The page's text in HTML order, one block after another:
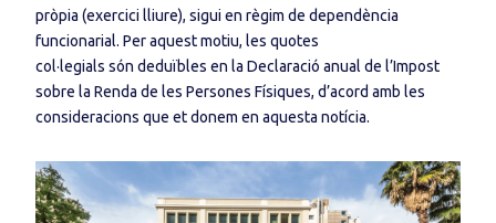
pròpia (exercici lliure), sigui en règim de dependència
funcionarial. Per aquest motiu, les quotes
col·legials són deduïbles en la Declaració anual de l’Impost
sobre la Renda de les Persones Físiques, d’acord amb les
consideracions que et donem en aquesta notícia.